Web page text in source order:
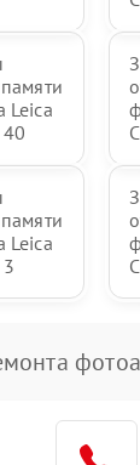
Leica
40
Leica